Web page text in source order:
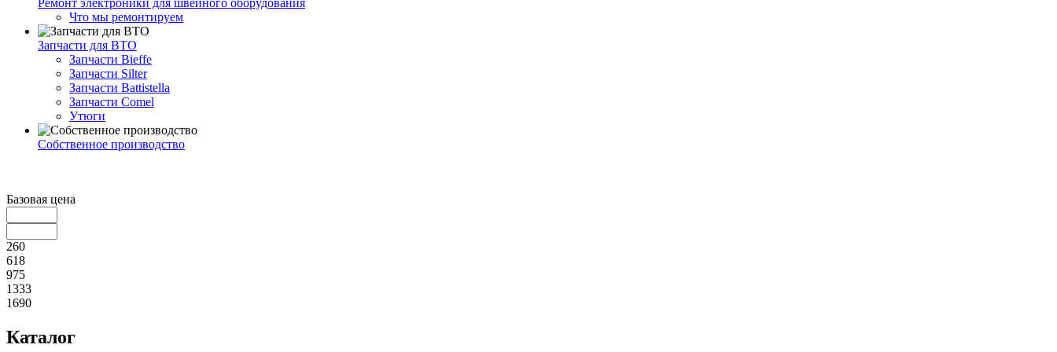
Что мы ремонтируем
Запчасти для ВТО
Запчасти Bieffe
Запчасти Silter
Запчасти Battistella
Запчасти Comel
Утюги
Собственное производство
Базовая цена
260
618
975
1333
1690
Каталог